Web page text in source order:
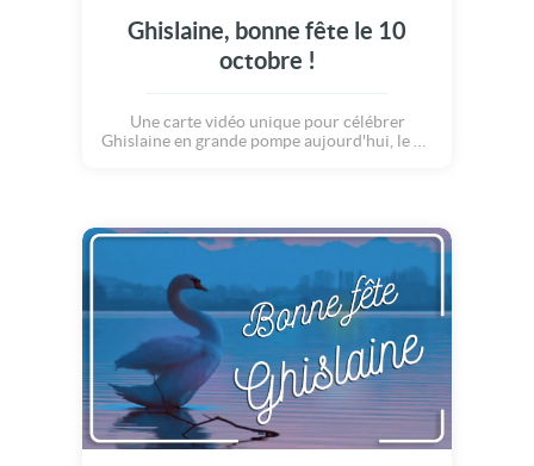
Ghislaine, bonne fête le 10
octobre !
Une carte vidéo unique pour célébrer
Ghislaine en grande pompe aujourd'hui, le 10